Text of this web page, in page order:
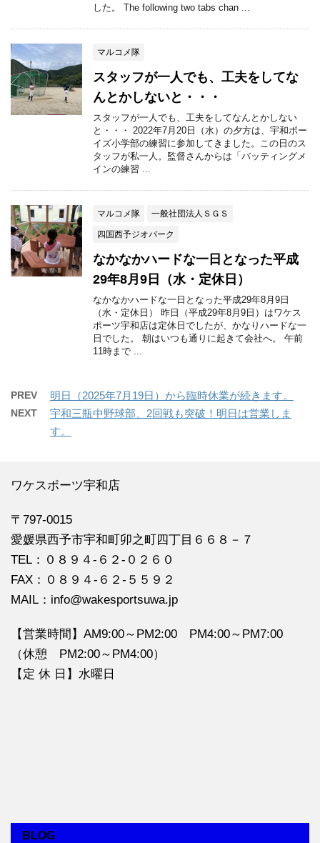
した。 The following two tabs chan ...
マルコメ隊
スタッフが一人でも、工夫をしてな
んとかしないと・・・
スタッフが一人でも、工夫をしてなんとかしない
と・・・ 2022年7月20日（水）の夕方は、宇和ボー
イズ小学部の練習に参加してきました。この日のス
タッフが私一人。監督さんからは「バッティングメ
インの練習 ...
マルコメ隊
一般社団法人ＳＧＳ
四国西予ジオパーク
なかなかハードな一日となった平成
29年8月9日（水・定休日）
なかなかハードな一日となった平成29年8月9日
（水・定休日） 昨日（平成29年8月9日）はワケス
ポーツ宇和店は定休日でしたが、かなりハードな一
日でした。 朝はいつも通りに起きて会社へ。 午前
11時まで ...
PREV 明日（2025年7月19日）から臨時休業が続きます。
NEXT
宇和三瓶中野球部、2回戦も突破！明日は営業しま
す。
ワケスポーツ宇和店
〒797-0015
愛媛県西予市宇和町卯之町四丁目６６８－７
TEL：０８９４‐６２‐０２６０
FAX：０８９４‐６２‐５５９２
MAIL：info@wakesportsuwa.jp
【営業時間】AM9:00～PM2:00 PM4:00～PM7:00
（休憩 PM2:00～PM4:00）
【定 休 日】水曜日
BLOG